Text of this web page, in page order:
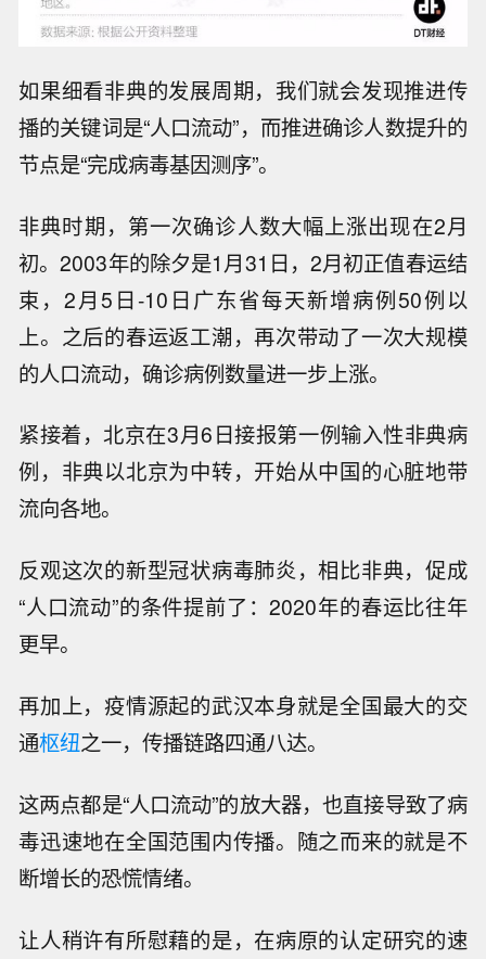
如果细看非典的发展周期，我们就会发现推进传
播的关键词是“人口流动”，而推进确诊人数提升的
节点是“完成病毒基因测序”。
非典时期，第一次确诊人数大幅上涨出现在2月
初。2003年的除夕是1月31日，2月初正值春运结
束，2月5日-10日广东省每天新增病例50例以
上。之后的春运返工潮，再次带动了一次大规模
的人口流动，确诊病例数量进一步上涨。
紧接着，北京在3月6日接报第一例输入性非典病
例，非典以北京为中转，开始从中国的心脏地带
流向各地。
反观这次的新型冠状病毒肺炎，相比非典，促成
“人口流动”的条件提前了：2020年的春运比往年
更早。
再加上，疫情源起的武汉本身就是全国最大的交
通枢纽之一，传播链路四通八达。
这两点都是“人口流动”的放大器，也直接导致了病
毒迅速地在全国范围内传播。随之而来的就是不
断增长的恐慌情绪。
让人稍许有所慰藉的是，在病原的认定研究的速